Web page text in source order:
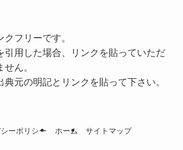
フリーです。
引用した場合、リンクを貼っていただ
ん。
典元の明記とリンクを貼って下さい。
ーポリシー ホーム サイトマップ